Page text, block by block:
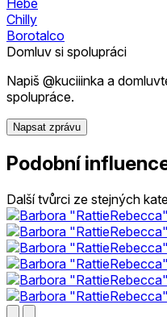
Chilly
Borotalco
Domluv si spolupráci
Napiš @kuciiinka a
spolupráce.
Napsat zprávu
Podobní
Další tvůrci ze stejných